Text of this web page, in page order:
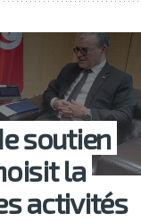
soutien
la
activités